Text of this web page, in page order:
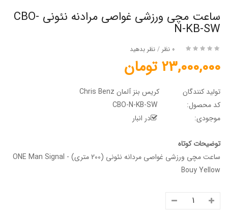
ساعت مچی ورزشی غواصی مرادنه نئونی CBO-
N-KB-SW
0 نظر / نظر بدهید
23,000,000 تومان
تولید کنندگان
کریس بنز آلمان Chris Benz
کد محصول:
موجودی:
در انبار
توضیحات کوتاه
ساعت مچی ورزشی غواصی مردانه نئونی (200 متری) - ONE Man Signal
Bouy Yellow